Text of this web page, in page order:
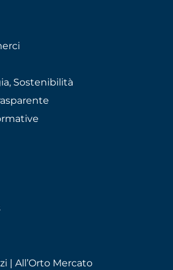
Sostenibilità
| All’Orto Mercato